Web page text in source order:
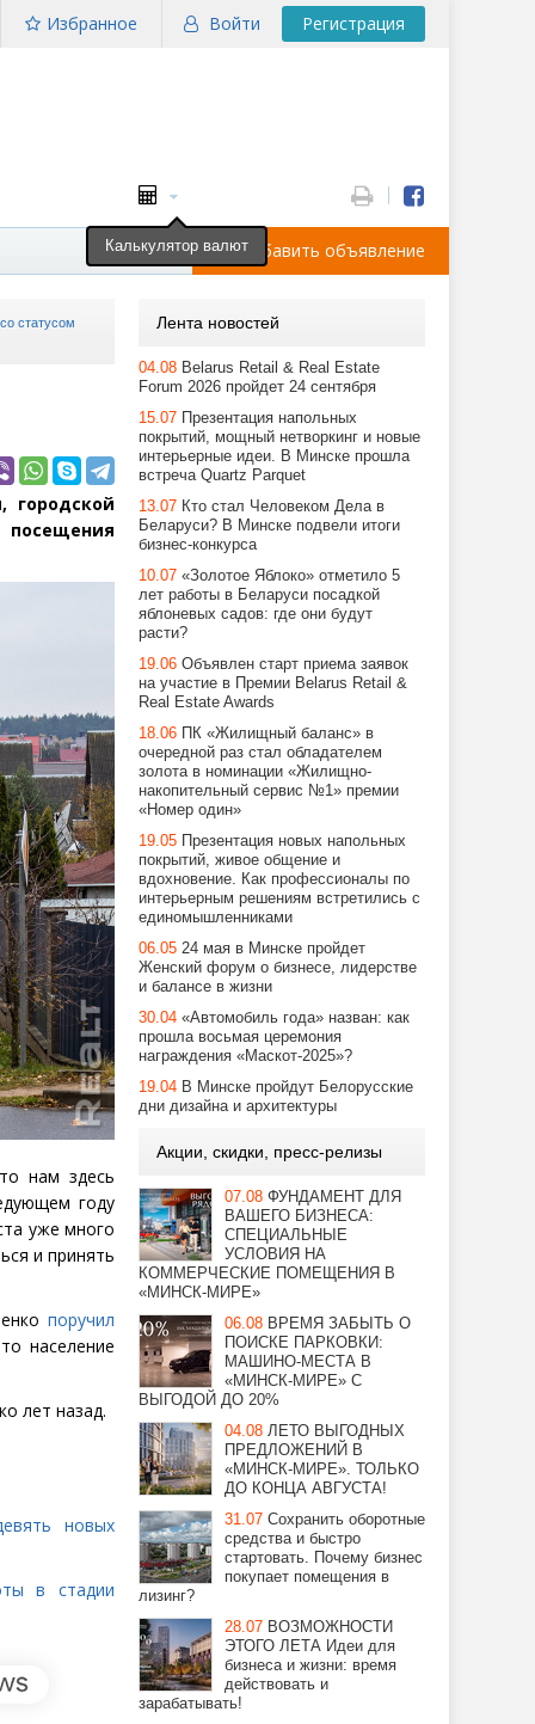
Войти Регистрация
Избранное
Добавить объявление
статусом
городской
нам здесь
году
уже много
и принять
поручил
население
лет назад.
новых
в стадии
Лента новостей
04.08 Belarus Retail & Real Estate
Forum 2026 пройдет 24 сентября
15.07 Презентация напольных
покрытий, мощный нетворкинг и новые
интерьерные идеи. В Минске прошла
встреча Quartz Parquet
13.07 Кто стал Человеком Дела в
Беларуси? В Минске подвели итоги
бизнес-конкурса
10.07 «Золотое Яблоко» отметило 5
лет работы в Беларуси посадкой
яблоневых садов: где они будут
расти?
19.06 Объявлен старт приема заявок
на участие в Премии Belarus Retail &
Real Estate Awards
18.06 ПК «Жилищный баланс» в
очередной раз стал обладателем
золота в номинации «Жилищно-
накопительный сервис №1» премии
«Номер один»
19.05 Презентация новых напольных
покрытий, живое общение и
вдохновение. Как профессионалы по
интерьерным решениям встретились с
единомышленниками
06.05 24 мая в Минске пройдет
Женский форум о бизнесе, лидерстве
и балансе в жизни
30.04 «Автомобиль года» назван: как
прошла восьмая церемония
награждения «Маскот-2025»?
19.04 В Минске пройдут Белорусские
дни дизайна и архитектуры
Акции, скидки, пресс-релизы
07.08 ФУНДАМЕНТ ДЛЯ
ВАШЕГО БИЗНЕСА:
СПЕЦИАЛЬНЫЕ
УСЛОВИЯ НА
КОММЕРЧЕСКИЕ ПОМЕЩЕНИЯ В
«МИНСК-МИРЕ»
06.08 ВРЕМЯ ЗАБЫТЬ О
ПОИСКЕ ПАРКОВКИ:
МАШИНО-МЕСТА В
«МИНСК-МИРЕ» С
ВЫГОДОЙ ДО 20%
04.08 ЛЕТО ВЫГОДНЫХ
ПРЕДЛОЖЕНИЙ В
«МИНСК-МИРЕ». ТОЛЬКО
ДО КОНЦА АВГУСТА!
31.07 Сохранить оборотные
средства и быстро
стартовать. Почему бизнес
покупает помещения в
лизинг?
28.07 ВОЗМОЖНОСТИ
ЭТОГО ЛЕТА Идеи для
бизнеса и жизни: время
действовать и
зарабатывать!
Калькулятор валют